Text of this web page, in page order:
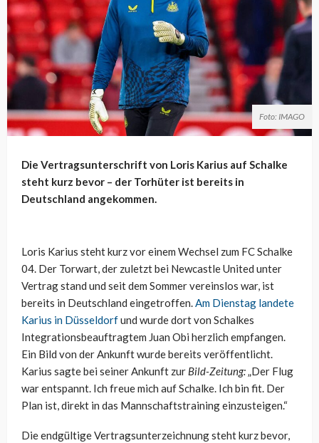
Foto: IMAGO
Die Vertragsunterschrift von Loris Karius auf Schalke
steht kurz bevor – der Torhüter ist bereits in
Deutschland angekommen.
Loris Karius steht kurz vor einem Wechsel zum FC Schalke
04. Der Torwart, der zuletzt bei Newcastle United unter
Vertrag stand und seit dem Sommer vereinslos war, ist
bereits in Deutschland eingetroffen.Am Dienstag landete
Karius in Düsseldorfund wurde dort von Schalkes
Integrationsbeauftragtem Juan Obi herzlich empfangen.
Ein Bild von der Ankunft wurde bereits veröffentlicht.
Karius sagte bei seiner Ankunft zur Bild-Zeitung:„Der Flug
war entspannt. Ich freue mich auf Schalke. Ich bin fit. Der
Plan ist, direkt in das Mannschaftstraining einzusteigen.“
Die endgültige Vertragsunterzeichnung steht kurz bevor,